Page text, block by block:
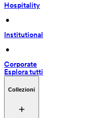
Hospitality
•
Institutional
•
Corporate
Esplora tutti
Collezioni